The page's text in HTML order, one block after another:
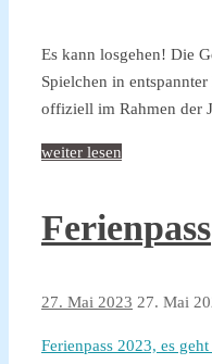
Es kann losgehen! Die
Spielchen in
offiziell im Rahmen der
weiter lesen
Ferienpass
27. Mai 2023 27. Mai
Ferienpass 2023, es